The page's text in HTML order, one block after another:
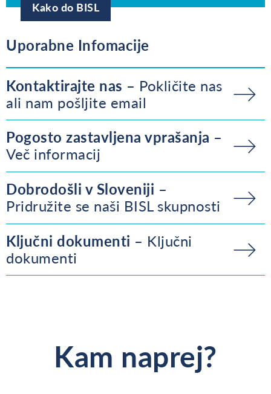
Kako do BISL
Uporabne Infomacije
Kontaktirajte nas
Pokličite nas
ali nam pošljite email
Pogosto zastavljena vprašanja
Več informacij
Dobrodošli v Sloveniji
Pridružite se naši BISL skupnosti
Ključni dokumenti
Ključni
dokumenti
Kam naprej?